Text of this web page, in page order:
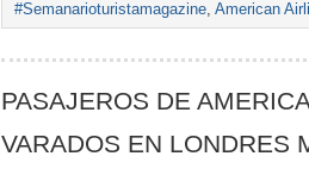
#Semanarioturistamagazine, American
PASAJEROS DE
VARADOS EN LONDRES